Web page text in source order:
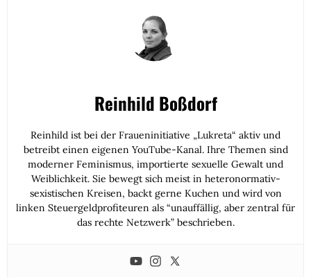
Reinhild Boßdorf
Reinhild ist bei der Fraueninitiative „Lukreta“ aktiv und
betreibt einen eigenen YouTube-Kanal. Ihre Themen sind
moderner Feminismus, importierte sexuelle Gewalt und
Weiblichkeit. Sie bewegt sich meist in heteronormativ-
sexistischen Kreisen, backt gerne Kuchen und wird von
linken Steuergeldprofiteuren als “unauffällig, aber zentral für
das rechte Netzwerk” beschrieben.